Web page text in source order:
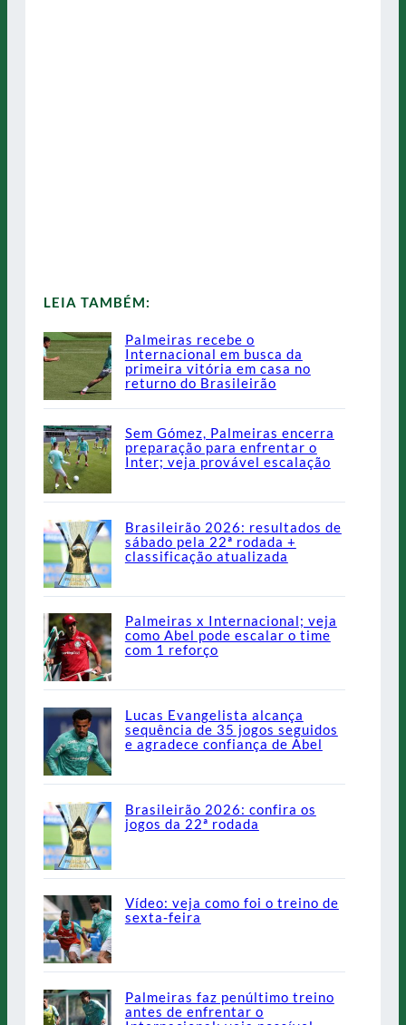
LEIA TAMBÉM:
Palmeiras recebe o
Internacional em busca da
primeira vitória em casa no
returno do Brasileirão
Sem Gómez, Palmeiras encerra
preparação para enfrentar o
Inter; veja provável escalação
Brasileirão 2026: resultados de
sábado pela 22ª rodada +
classificação atualizada
Palmeiras x Internacional; veja
como Abel pode escalar o time
com 1 reforço
Lucas Evangelista alcança
sequência de 35 jogos seguidos
e agradece confiança de Abel
Brasileirão 2026: confira os
jogos da 22ª rodada
Vídeo: veja como foi o treino de
sexta-feira
Palmeiras faz penúltimo treino
antes de enfrentar o